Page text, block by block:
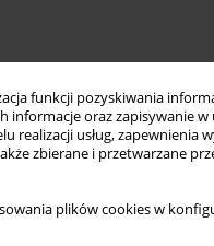
funkcji pozyskiwania
oraz zapisywanie
realizacji usług, zapewnienia
zbierane i przetwarzane
plików cookies w